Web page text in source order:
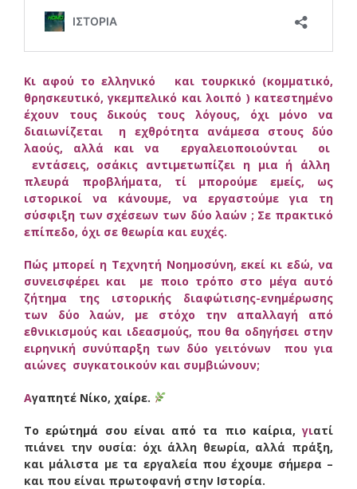
Κι αφού το ελληνικό και τουρκικό (κομματικό,
θρησκευτικό, γκεμπελικό και λοιπό ) κατεστημένο
έχουν τους δικούς τους λόγους, όχι μόνο να
διαιωνίζεται η εχθρότητα ανάμεσα στους δύο
λαούς, αλλά και να εργαλειοποιούνται οι
εντάσεις, οσάκις αντιμετωπίζει η μια ή άλλη
πλευρά προβλήματα, τί μπορούμε εμείς, ως
ιστορικοί να κάνουμε, να εργαστούμε για τη
σύσφιξη των σχέσεων των δύο λαών ; Σε πρακτικό
επίπεδο, όχι σε θεωρία και ευχές.
Πώς μπορεί η Τεχνητή Νοημοσύνη, εκεί κι εδώ, να
συνεισφέρει και με ποιο τρόπο στο μέγα αυτό
ζήτημα της ιστορικής διαφώτισης-ενημέρωσης
των δύο λαών, με στόχο την απαλλαγή από
εθνικισμούς και ιδεασμούς, που θα οδηγήσει στην
ειρηνική συνύπαρξη των δύο γειτόνων που για
αιώνες συγκατοικούν και συμβιώνουν;
Αγαπητέ Νίκο, χαίρε.
Το ερώτημά σου είναι από τα πιο καίρια, γιατί
πιάνει την ουσία: όχι άλλη θεωρία, αλλά πράξη,
και μάλιστα με τα εργαλεία που έχουμε σήμερα –
και που είναι πρωτοφανή στην Ιστορία.